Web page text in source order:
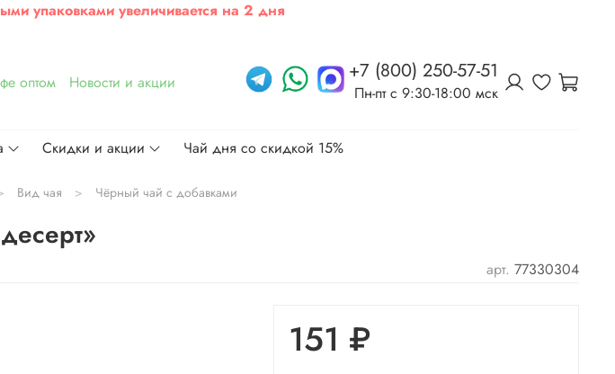
упаковками увеличивается на 2 дня
оптом Новости и акции +7 (800) 250-57-51
Пн-пт c 9:30-18:00 мск
Скидки и акции Чай дня со скидкой 15%
Вид чая Чёрный чай с добавками
арт. 77330304
151 ₽